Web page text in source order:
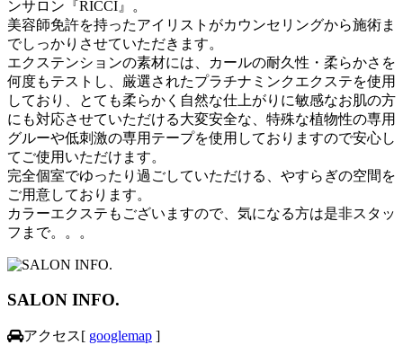
ンサロン『RICCI』。
美容師免許を持ったアイリストがカウンセリングから施術ま
でしっかりさせていただきます。
エクステンションの素材には、カールの耐久性・柔らかさを
何度もテストし、厳選されたプラチナミンクエクステを使用
しており、とても柔らかく自然な仕上がりに敏感なお肌の方
にも対応させていただける大変安全な、特殊な植物性の専用
グルーや低刺激の専用テープを使用しておりますので安心し
てご使用いただけます。
完全個室でゆったり過ごしていただける、やすらぎの空間を
ご用意しております。
カラーエクステもございますので、気になる方は是非スタッ
フまで。。。
SALON INFO.
アクセス[ googlemap ]